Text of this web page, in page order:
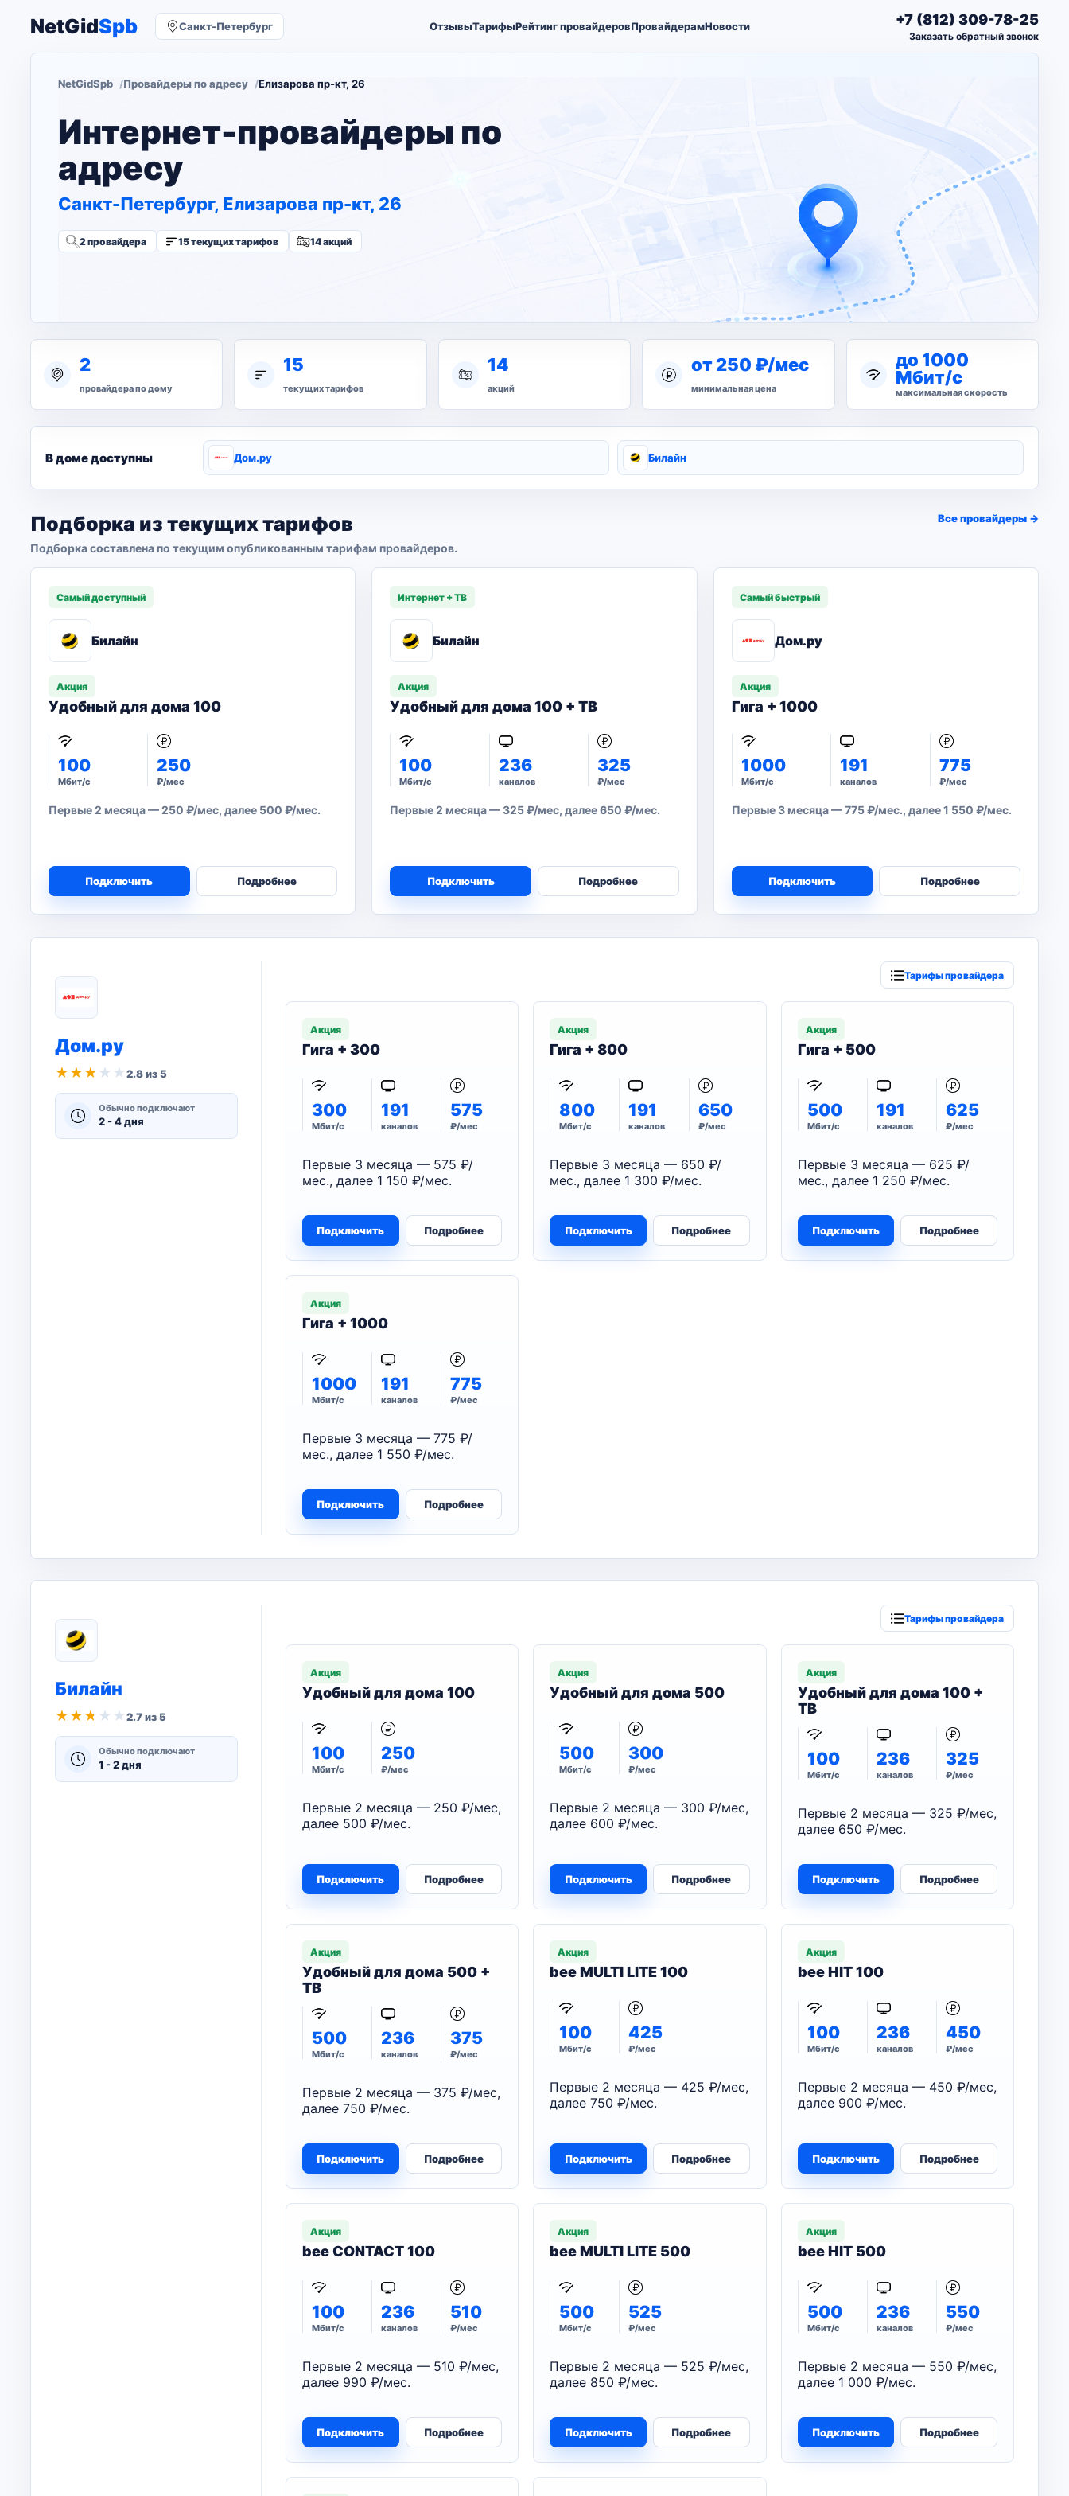
NetGidSpb Санкт-Петербург ОтзывыТарифыРейтинг провайдеровПровайдерамНовости +7 (812) 309-78-25
Заказать обратный звонок
NetGidSpb Провайдеры по адресу Елизарова пр-кт, 26
Интернет-провайдеры по
адресу
Санкт-Петербург, Елизарова пр-кт, 26
2 провайдера 15 текущих тарифов 14 акций
2
провайдера по дому
15
текущих тарифов
14
акций
от 250 ₽/мес
минимальная цена
до 1000
Мбит/с
максимальная скорость
В доме доступны Дом.ру Билайн
Подборка из текущих тарифов
Подборка составлена по текущим опубликованным тарифам провайдеров.
Все провайдеры →
Самый доступный
Билайн
Акция
Удобный для дома 100
100
Мбит/с
250
₽/мес
Первые 2 месяца — 250 ₽/мес, далее 500 ₽/мес.
Подключить Подробнее
Интернет + ТВ
Билайн
Акция
Удобный для дома 100 + ТВ
100
Мбит/с
236
каналов
325
₽/мес
Первые 2 месяца — 325 ₽/мес, далее 650 ₽/мес.
Подключить Подробнее
Самый быстрый
Дом.ру
Акция
Гига + 1000
1000
Мбит/с
191
каналов
775
₽/мес
Первые 3 месяца — 775 ₽/мес., далее 1 550 ₽/мес.
Подключить Подробнее
Дом.ру
★ ★ ★ ★ ★2.8 из 5
Обычно подключают
2 - 4 дня
Тарифы провайдера
Акция
Гига + 300
300
Мбит/с
191
каналов
575
₽/мес
Первые 3 месяца — 575 ₽/
мес., далее 1 150 ₽/мес.
Подключить Подробнее
Акция
Гига + 800
800
Мбит/с
191
каналов
650
₽/мес
Первые 3 месяца — 650 ₽/
мес., далее 1 300 ₽/мес.
Подключить Подробнее
Акция
Гига + 500
500
Мбит/с
191
каналов
625
₽/мес
Первые 3 месяца — 625 ₽/
мес., далее 1 250 ₽/мес.
Подключить Подробнее
Акция
Гига + 1000
1000
Мбит/с
191
каналов
775
₽/мес
Первые 3 месяца — 775 ₽/
мес., далее 1 550 ₽/мес.
Подключить Подробнее
Билайн
★ ★ ★ ★ ★2.7 из 5
Обычно подключают
1 - 2 дня
Тарифы провайдера
Акция
Удобный для дома 100
100
Мбит/с
250
₽/мес
Первые 2 месяца — 250 ₽/мес,
далее 500 ₽/мес.
Подключить Подробнее
Акция
Удобный для дома 500
500
Мбит/с
300
₽/мес
Первые 2 месяца — 300 ₽/мес,
далее 600 ₽/мес.
Подключить Подробнее
Акция
Удобный для дома 100 +
ТВ
100
Мбит/с
236
каналов
325
₽/мес
Первые 2 месяца — 325 ₽/мес,
далее 650 ₽/мес.
Подключить Подробнее
Акция
Удобный для дома 500 +
ТВ
500
Мбит/с
236
каналов
375
₽/мес
Первые 2 месяца — 375 ₽/мес,
далее 750 ₽/мес.
Подключить Подробнее
Акция
bee MULTI LITE 100
100
Мбит/с
425
₽/мес
Первые 2 месяца — 425 ₽/мес,
далее 750 ₽/мес.
Подключить Подробнее
Акция
bee HIT 100
100
Мбит/с
236
каналов
450
₽/мес
Первые 2 месяца — 450 ₽/мес,
далее 900 ₽/мес.
Подключить Подробнее
Акция
bee CONTACT 100
100
Мбит/с
236
каналов
510
₽/мес
Первые 2 месяца — 510 ₽/мес,
далее 990 ₽/мес.
Подключить Подробнее
Акция
bee MULTI LITE 500
500
Мбит/с
525
₽/мес
Первые 2 месяца — 525 ₽/мес,
далее 850 ₽/мес.
Подключить Подробнее
Акция
bee HIT 500
500
Мбит/с
236
каналов
550
₽/мес
Первые 2 месяца — 550 ₽/мес,
далее 1 000 ₽/мес.
Подключить Подробнее